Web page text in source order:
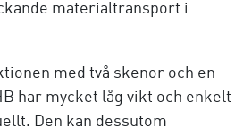
materialtransport i
med två skenor och en
har mycket låg vikt och enkelt
Den kan dessutom